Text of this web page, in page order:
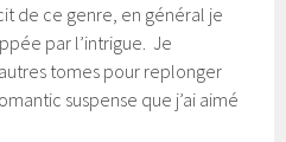
de ce genre, en général je
par l’intrigue. Je
tomes pour replonger
suspense que j’ai aimé